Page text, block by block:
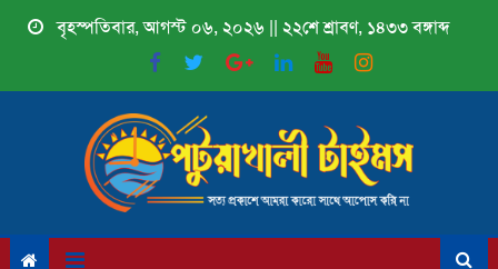
Skip
বৃহস্পতিবার, আগস্ট ০৬, ২০২৬ || ২২শে শ্রাবণ, ১৪৩৩ বঙ্গাব্দ